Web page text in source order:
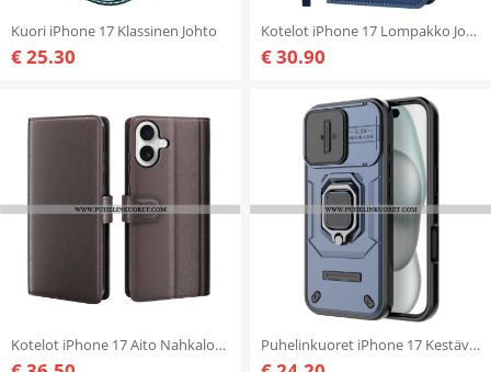
Kuori iPhone 17 Klassinen Johto
€ 25.30
Kotelot iPhone 17 Lompakko Jossa 9 Korttipaikkaa Ja Rannehihna
€ 30.90
Kotelot iPhone 17 Aito Nahkalompakko Suojakuori Puhelinkuoret iPhone 17 Kestävä Rengas Kameransuojalla